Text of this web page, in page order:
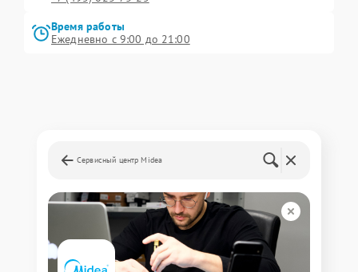
Время работы
Ежедневно с 9:00 до 21:00
Сервисный центр Midea